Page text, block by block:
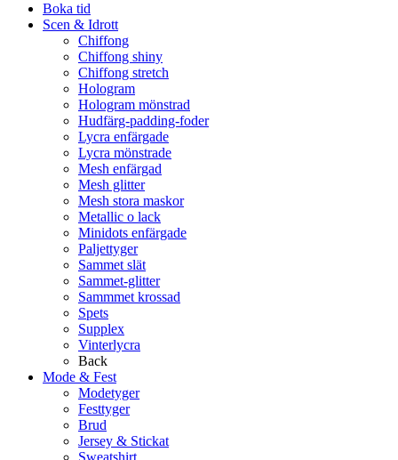
Boka tid
Scen & Idrott
Chiffong
Chiffong shiny
Chiffong stretch
Hologram
Hologram mönstrad
Hudfärg-padding-foder
Lycra enfärgade
Lycra mönstrade
Mesh enfärgad
Mesh glitter
Mesh stora maskor
Metallic o lack
Minidots enfärgade
Paljettyger
Sammet slät
Sammet-glitter
Sammmet krossad
Spets
Supplex
Vinterlycra
Back
Mode & Fest
Modetyger
Festtyger
Brud
Jersey & Stickat
Sweatshirt